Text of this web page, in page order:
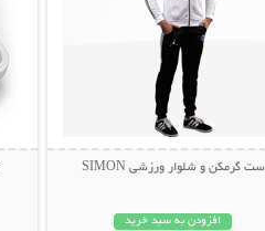
ست گرمکن و شلوار ورزشی SIMON
افزودن به سبد خرید